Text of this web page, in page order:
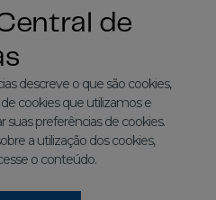
de
descreve o que são cookies,
cookies que utilizamos e
preferências de cookies.
a utilização dos cookies,
o conteúdo.